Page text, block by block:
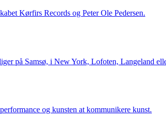
Kørfirs Records og Peter Ole Pedersen.
på Samsø, i New York, Lofoten, Langeland
og kunsten at kommunikere kunst.